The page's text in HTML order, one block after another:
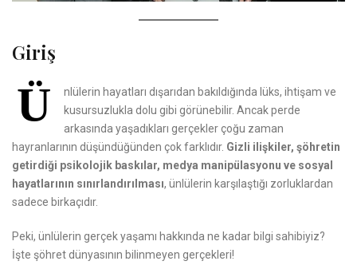
Giriş
Ü
nlülerin hayatları dışarıdan bakıldığında lüks, ihtişam ve
kusursuzlukla dolu gibi görünebilir. Ancak perde
arkasında yaşadıkları gerçekler çoğu zaman
hayranlarının düşündüğünden çok farklıdır. Gizli ilişkiler, şöhretin
getirdiği psikolojik baskılar, medya manipülasyonu ve sosyal
hayatlarının sınırlandırılması, ünlülerin karşılaştığı zorluklardan
sadece birkaçıdır.
Peki, ünlülerin gerçek yaşamı hakkında ne kadar bilgi sahibiyiz?
İşte şöhret dünyasının bilinmeyen gerçekleri!